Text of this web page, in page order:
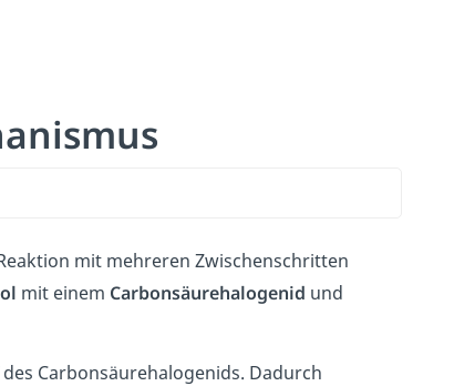
mit mehreren Zwischenschritten
mit einem Carbonsäurehalogenid und
des Carbonsäurehalogenids. Dadurch